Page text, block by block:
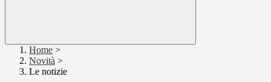
Home >
Novità >
Le notizie